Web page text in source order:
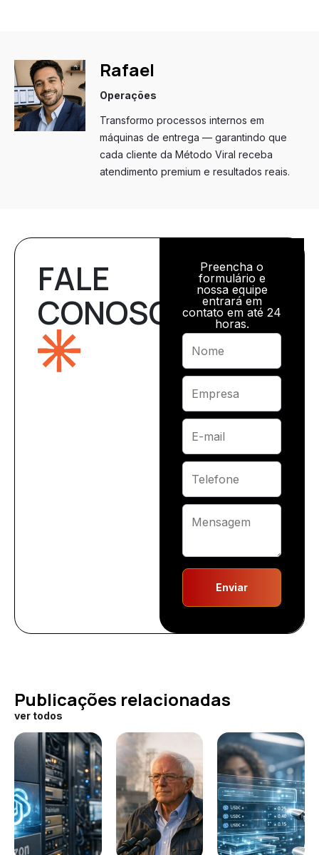
Rafael
Operações
Transformo processos internos em
máquinas de entrega — garantindo que
cada cliente da Método Viral receba
atendimento premium e resultados reais.
FALE
CONOSCO
Preencha o
formulário e
nossa equipe
entrará em
contato em até 24
horas.
Enviar
Publicações relacionadas
ver todos